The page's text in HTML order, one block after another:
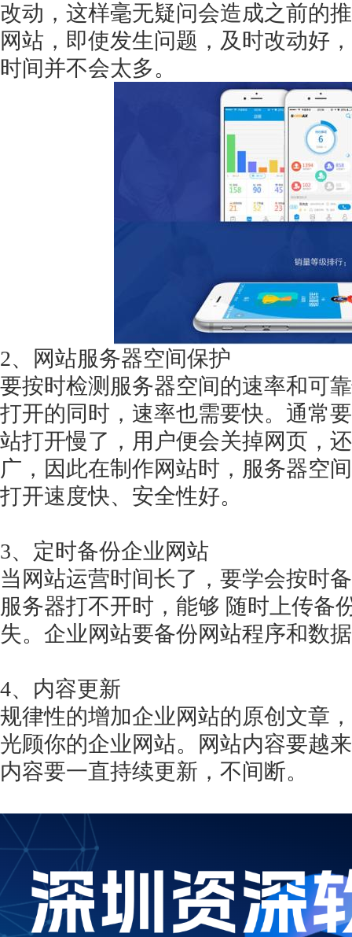
改动，这样毫无疑问会造成之前的
网站，即使发生问题，及时改动好
时间并不会太多。
2、网站服务器空间保护
要按时检测服务器空间的速率和可
打开的同时，速率也需要快。通常
站打开慢了，用户便会关掉网页，
广，因此在制作网站时，服务器空
打开速度快、安全性好。
3、定时备份企业网站
当网站运营时间长了，要学会按时
服务器打不开时，能够 随时上传备
失。企业网站要备份网站程序和数
4、内容更新
规律性的增加企业网站的原创文章
光顾你的企业网站。网站内容要越
内容要一直持续更新，不间断。
1万个想法不如1次的方案落地